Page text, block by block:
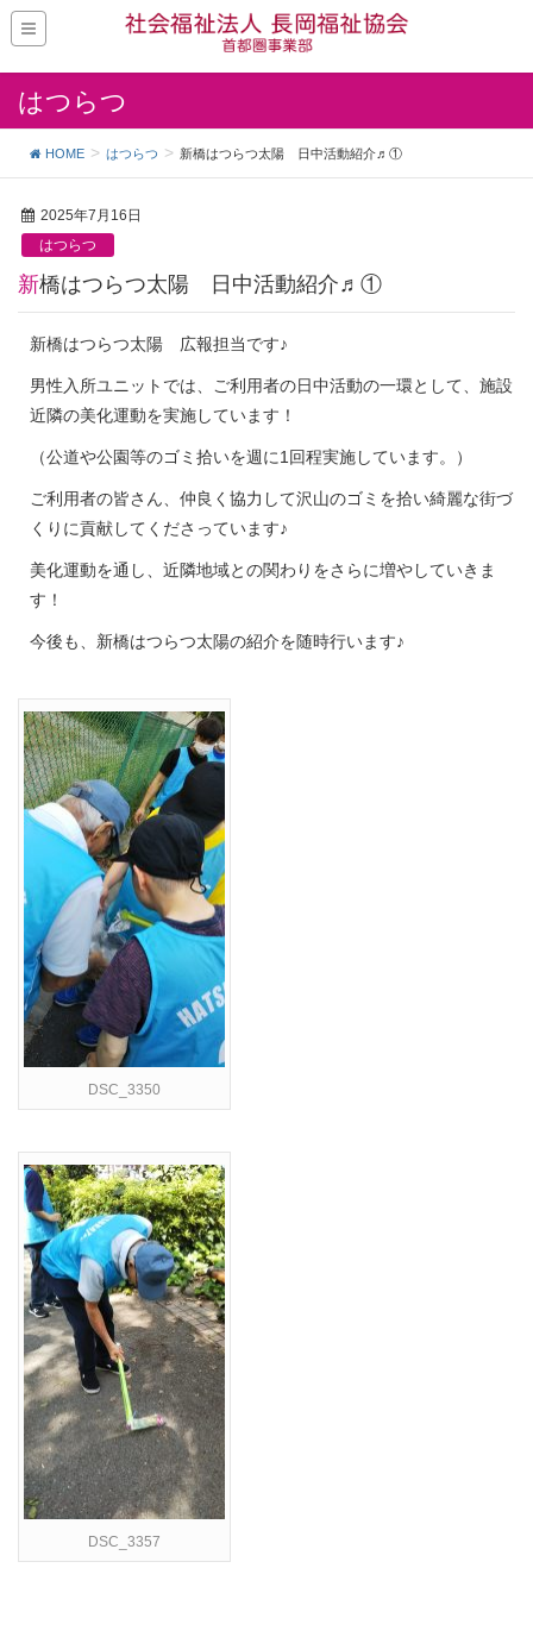
はつらつ
HOME はつらつ 新橋はつらつ太陽 日中活動紹介♬①
2025年7月16日
はつらつ
新橋はつらつ太陽 日中活動紹介♬①
新橋はつらつ太陽 広報担当です♪
男性入所ユニットでは、ご利用者の日中活動の一環として、施設
近隣の美化運動を実施しています！
（公道や公園等のゴミ拾いを週に1回程実施しています。）
ご利用者の皆さん、仲良く協力して沢山のゴミを拾い綺麗な街づ
くりに貢献してくださっています♪
美化運動を通し、近隣地域との関わりをさらに増やしていきま
す！
今後も、新橋はつらつ太陽の紹介を随時行います♪
DSC_3350
DSC_3357